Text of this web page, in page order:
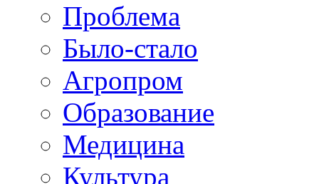
Проблема
Было-стало
Агропром
Образование
Медицина
Культура